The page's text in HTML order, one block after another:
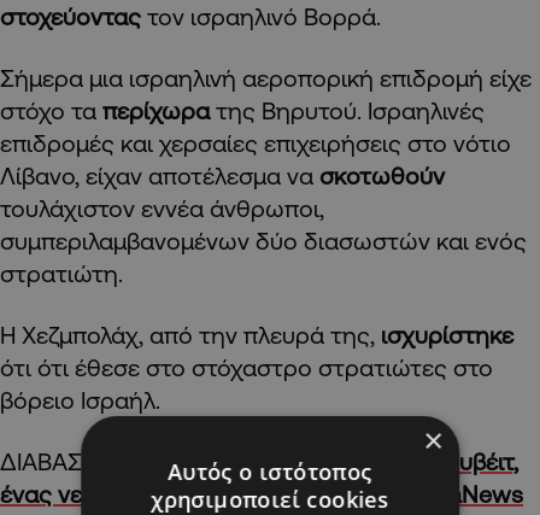
στοχεύοντας τον ισραηλινό Βορρά.
Σήμερα μια ισραηλινή αεροπορική επιδρομή είχε
στόχο τα περίχωρατης Βηρυτού. Ισραηλινές
επιδρομές και χερσαίες επιχειρήσεις στο νότιο
Λίβανο, είχαν αποτέλεσμα να σκοτωθούν
τουλάχιστον εννέα άνθρωποι,
συμπεριλαμβανομένων δύο διασωστών και ενός
στρατιώτη.
Η Χεζμπολάχ, από την πλευρά της, ισχυρίστηκε
ότι ότι έθεσε στο στόχαστρο στρατιώτες στο
βόρειο Ισραήλ.
ΔΙΑΒΑΣΤΕ ΕΠΙΣΗΣ:Ιρανική επίθεση στο Κουβέιτ,
ένας νεκρός και πολλοί τραυματίες | AlphaNews
×
Αυτός ο ιστότοπος
χρησιμοποιεί cookies